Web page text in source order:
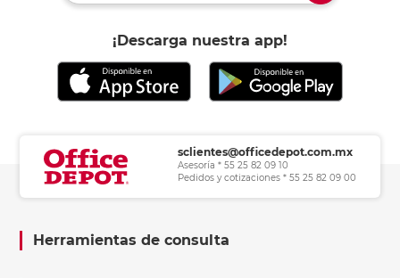
¡Descarga nuestra app!
sclientes@officedepot.com.mx
Asesoría * 55 25 82 09 10
Pedidos y cotizaciones * 55 25 82 09 00
Herramientas de consulta